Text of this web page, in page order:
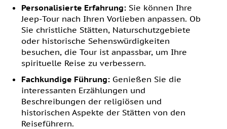
Personalisierte Erfahrung: Sie können Ihre
Jeep-Tour nach Ihren Vorlieben anpassen. Ob
Sie christliche Stätten, Naturschutzgebiete
oder historische Sehenswürdigkeiten
besuchen, die Tour ist anpassbar, um Ihre
spirituelle Reise zu verbessern.
Fachkundige Führung: Genießen Sie die
interessanten Erzählungen und
Beschreibungen der religiösen und
historischen Aspekte der Stätten von den
Reiseführern.